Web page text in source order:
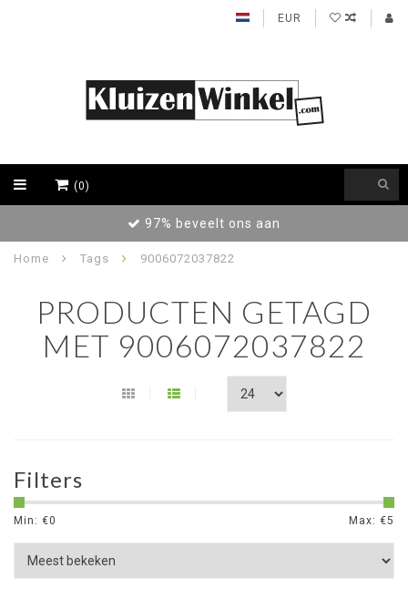
EUR
(0)
97% beveelt ons aan
Home Tags 9006072037822
PRODUCTEN GETAGD
MET 9006072037822
Filters
Min: €0 Max: €5